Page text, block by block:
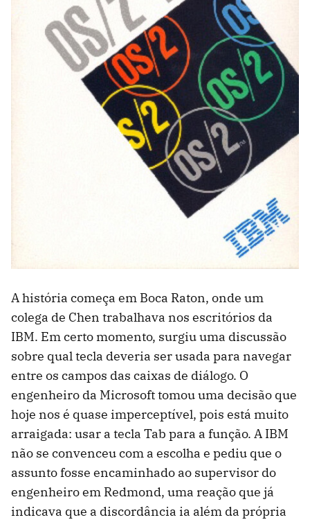
A história começa em Boca Raton, onde um
colega de Chen trabalhava nos escritórios da
IBM. Em certo momento, surgiu uma discussão
sobre qual tecla deveria ser usada para navegar
entre os campos das caixas de diálogo. O
engenheiro da Microsoft tomou uma decisão que
hoje nos é quase imperceptível, pois está muito
arraigada: usar a tecla Tab para a função. A IBM
não se convenceu com a escolha e pediu que o
assunto fosse encaminhado ao supervisor do
engenheiro em Redmond, uma reação que já
indicava que a discordância ia além da própria